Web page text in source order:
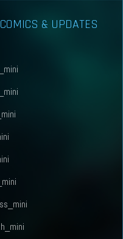
COMICS & UPDATES